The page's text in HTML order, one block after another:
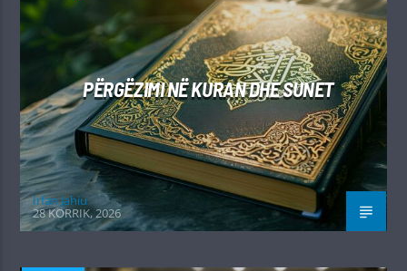
PËRGËZIMI NË KURAN DHE SUNET
Irfan Jahiu
28 KORRIK, 2026